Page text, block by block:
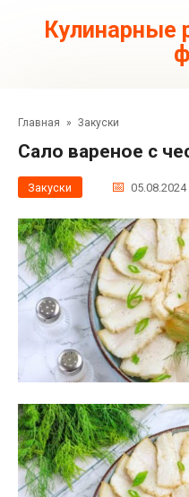
контентуКулинарные
Главная » Закуски
Сало вареное с
Закуски 05.08.2024